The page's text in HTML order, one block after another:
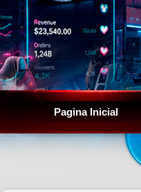
Pagina Inicial